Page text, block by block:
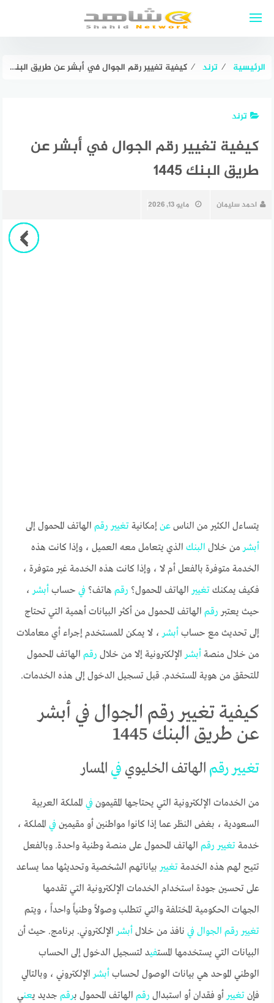
الرئيسية ⁄ ترند ⁄ كيفية تغيير رقم الجوال في أبشر عن طريق البنك 1445
ترند
كيفية تغيير رقم الجوال في أبشر عن
طريق البنك 1445
احمد سليمان مايو 13, 2026
يتساءل الكثير من الناسعن إمكانيةتغيير رقم الهاتف المحمول إلى
أبشر من خلال البنك الذي يتعامل معه العميل ، وإذا كانت هذه
الخدمة متوفرة بالفعل أم لا ، وإذا كانت هذه الخدمة غير متوفرة ،
فكيف يمكنكتغيير الهاتف المحمول؟ رقم هاتف؟في حساب أبشر ،
حيث يعتبر رقم الهاتف المحمول من أكثر البيانات أهمية التي تحتاج
إلى تحديث مع حساب أبشر ، لا يمكن للمستخدم إجراء أي معاملات
من خلال منصة أبشر الإلكترونية إلا من خلال رقم الهاتف المحمول
للتحقق من هوية المستخدم. قبل تسجيل الدخول إلى هذه الخدمات.
كيفية تغيير رقم الجوال في أبشر
عن طريق البنك 1445
تغييررقم الهاتف الخليوي في المسار
من الخدمات الإلكترونية التي يحتاجها المقيمونفي المملكة العربية
السعودية ، بغض النظر عما إذا كانوا مواطنين أو مقيمينفي المملكة ،
خدمةتغيير رقم الهاتف المحمول على منصة وطنية واحدة. وبالفعل
تتيح لهم هذه الخدمةتغييربياناتهم الشخصية وتحديثها مما يساعد
على تحسين جودة استخدام الخدمات الإلكترونية التي تقدمها
الجهات الحكومية المختلفة والتي تتطلب وصولاً وطنياً واحداً ، ويتم
تغيير رقم الجوال في نافذ من خلال أبشرالإلكتروني. برنامج. حيث أن
البيانات التي يستخدمها المستفيد لتسجيل الدخول إلى الحساب
الوطني الموحد هي بيانات الوصول لحساب أبشرالإلكتروني ، وبالتالي
فإنتغييرأو فقدان أو استبدال رقم الهاتف المحمول برقم جديد يعني